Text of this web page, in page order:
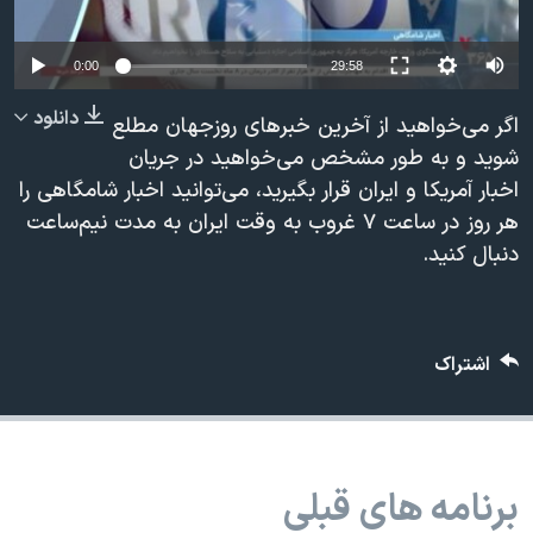
فرهنگ و زندگی
حقوق شهروندی
علم و فناوری
اسرائیل در جنگ
گالری عکس
مستندها
انتخابات ریاست جمهوری آمریکا ۲۰۲۴
رمز مهسا
ورزش زنان در ایران
اعتراضات زن، زندگی، آزادی
دادگاه حمید نوری
اعتراضات مردمی آبان ۹۸
دنبال کنید
زبانهای مختلف
0:00 29:58
دانلود
اگر می‌خواهید از آخرین خبرهای روزجهان مطلع
شوید و به طور مشخص می‌خواهید در جریان
اخبار آمریکا و ایران قرار بگیرید، می‌توانید اخبار شامگاهی را
هر روز در ساعت ۷ غروب به وقت ایران به مدت نیم‌ساعت
دنبال کنید.
اشتراک
برنامه های قبلی